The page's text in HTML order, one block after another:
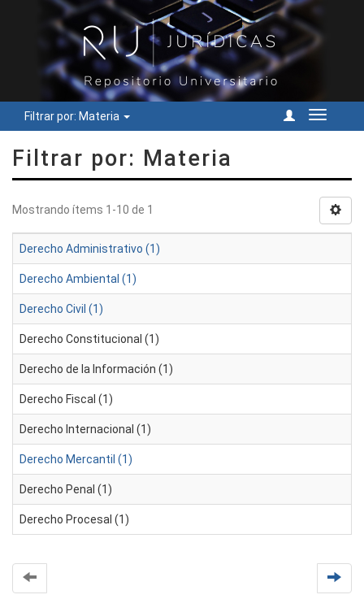
Filtrar por: Materia
Cambiar
Filtrar por: Materia
Mostrando ítems 1-10 de 1
Derecho Administrativo (1)
Derecho Ambiental (1)
Derecho Civil (1)
Derecho Constitucional (1)
Derecho de la Información (1)
Derecho Fiscal (1)
Derecho Internacional (1)
Derecho Mercantil (1)
Derecho Penal (1)
Derecho Procesal (1)